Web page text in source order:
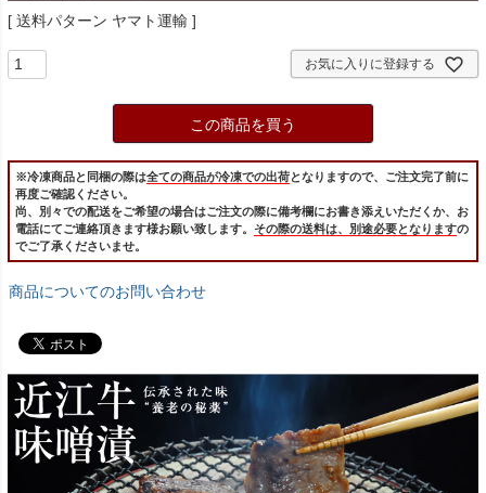
送料パターン ヤマト運輸
お気に入りに登録する
この商品を買う
※冷凍商品と同梱の際は全ての商品が冷凍での出荷となりますので、ご注文完了前に
再度ご確認ください。
尚、別々での配送をご希望の場合はご注文の際に備考欄にお書き添えいただくか、お
電話にてご連絡頂きます様お願い致します。 その際の送料は、別途必要となりますの
でご了承くださいませ。
商品についてのお問い合わせ